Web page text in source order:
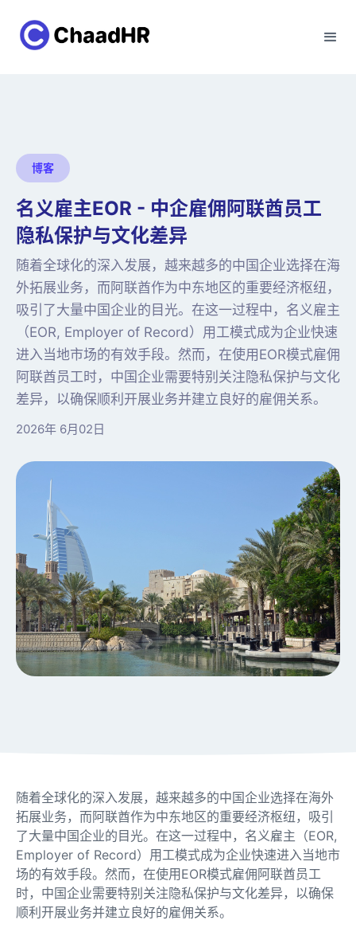
博客
名义雇主EOR - 中企雇佣阿联酋员工
隐私保护与文化差异
随着全球化的深入发展，越来越多的中国企业选择在海
外拓展业务，而阿联酋作为中东地区的重要经济枢纽，
吸引了大量中国企业的目光。在这一过程中，名义雇主
（EOR, Employer of Record）用工模式成为企业快速
进入当地市场的有效手段。然而，在使用EOR模式雇佣
阿联酋员工时，中国企业需要特别关注隐私保护与文化
差异，以确保顺利开展业务并建立良好的雇佣关系。
2026年 6月02日
随着全球化的深入发展，越来越多的中国企业选择在海外
拓展业务，而阿联酋作为中东地区的重要经济枢纽，吸引
了大量中国企业的目光。在这一过程中，名义雇主（EOR,
Employer of Record）用工模式成为企业快速进入当地市
场的有效手段。然而，在使用EOR模式雇佣阿联酋员工
时，中国企业需要特别关注隐私保护与文化差异，以确保
顺利开展业务并建立良好的雇佣关系。